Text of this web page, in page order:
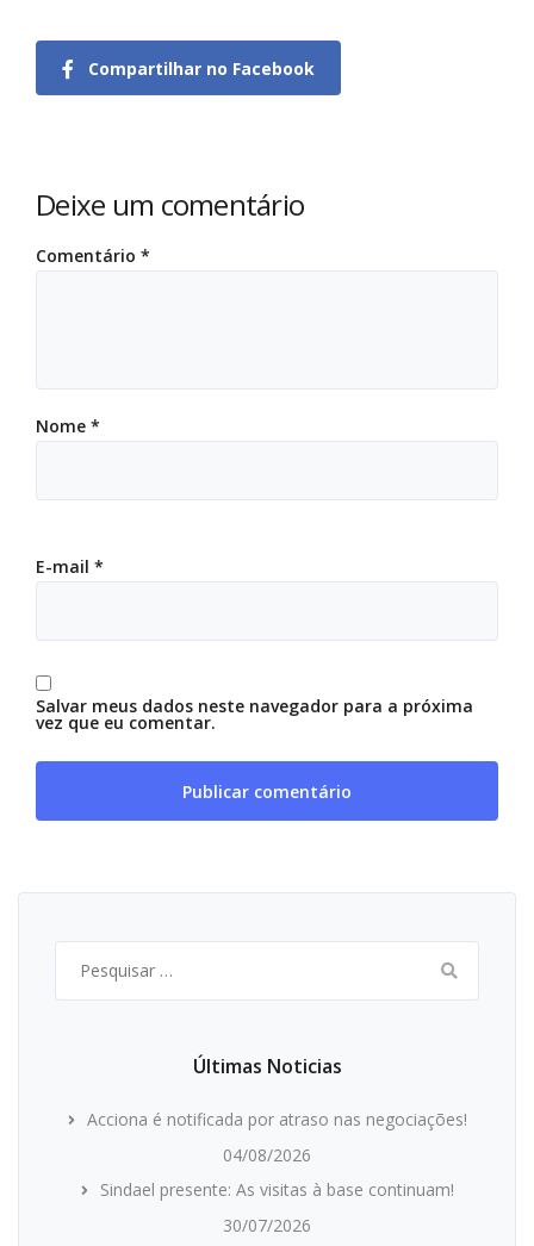
Compartilhar no Facebook
Deixe um comentário
Comentário *
Nome *
E-mail *
Salvar meus dados neste navegador para a próxima
vez que eu comentar.
por:
Últimas Noticias
Acciona é notificada por atraso nas negociações!
04/08/2026
Sindael presente: As visitas à base continuam!
30/07/2026